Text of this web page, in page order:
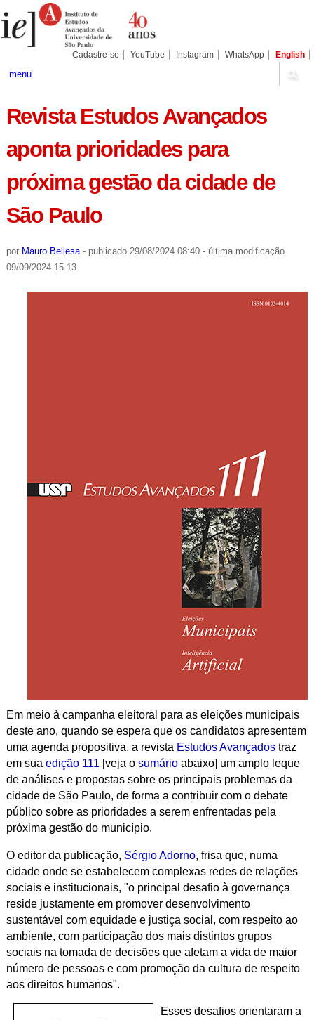
para
conteúdo.
Pessoais
Cadastre-se YouTube Instagram WhatsApp English
menu
Revista Estudos Avançados
aponta prioridades para
próxima gestão da cidade de
São Paulo
por Mauro Bellesa - publicado29/08/2024 08:40 - última modificação
09/09/2024 15:13
Em meio à campanha eleitoral para as eleições municipais
deste ano, quando se espera que os candidatos apresentem
uma agenda propositiva, a revista Estudos Avançadostraz
em sua edição 111 [veja o sumárioabaixo] um amplo leque
de análises e propostas sobre os principais problemas da
cidade de São Paulo, de forma a contribuir com o debate
público sobre as prioridades a serem enfrentadas pela
próxima gestão do município.
O editor da publicação, Sérgio Adorno, frisa que, numa
cidade onde se estabelecem complexas redes de relações
sociais e institucionais, "o principal desafio à governança
reside justamente em promover desenvolvimento
sustentável com equidade e justiça social, com respeito ao
ambiente, com participação dos mais distintos grupos
sociais na tomada de decisões que afetam a vida de maior
número de pessoas e com promoção da cultura de respeito
aos direitos humanos".
Esses desafios orientaram a